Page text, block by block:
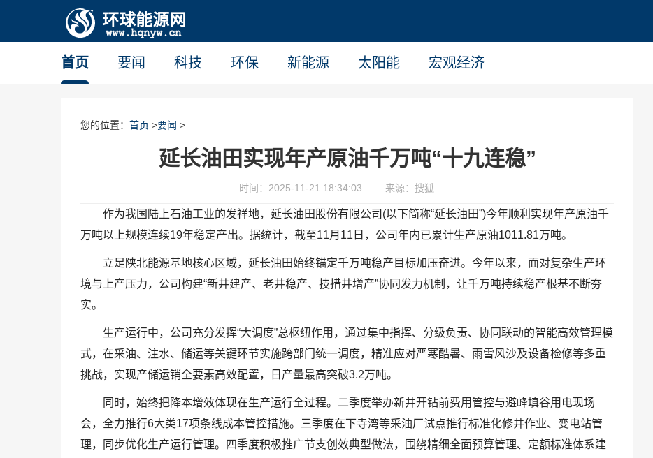
首页 要闻 科技 环保 新能源 太阳能 宏观经济
您的位置： 首页 >要闻 >
延长油田实现年产原油千万吨“十九连稳”
时间：2025-11-21 18:34:03 来源：搜狐
作为我国陆上石油工业的发祥地，延长油田股份有限公司(以下简称“延长油田”)今年顺利实现年产原油千
万吨以上规模连续19年稳定产出。据统计，截至11月11日，公司年内已累计生产原油1011.81万吨。
立足陕北能源基地核心区域，延长油田始终锚定千万吨稳产目标加压奋进。今年以来，面对复杂生产环
境与上产压力，公司构建“新井建产、老井稳产、技措井增产”协同发力机制，让千万吨持续稳产根基不断夯
实。
生产运行中，公司充分发挥“大调度”总枢纽作用，通过集中指挥、分级负责、协同联动的智能高效管理模
式，在采油、注水、储运等关键环节实施跨部门统一调度，精准应对严寒酷暑、雨雪风沙及设备检修等多重
挑战，实现产储运销全要素高效配置，日产量最高突破3.2万吨。
同时，始终把降本增效体现在生产运行全过程。二季度举办新井开钻前费用管控与避峰填谷用电现场
会，全力推行6大类17项条线成本管控措施。三季度在下寺湾等采油厂试点推行标准化修井作业、变电站管
理，同步优化生产运行管理。四季度积极推广节支创效典型做法，围绕精细全面预算管理、定额标准体系建